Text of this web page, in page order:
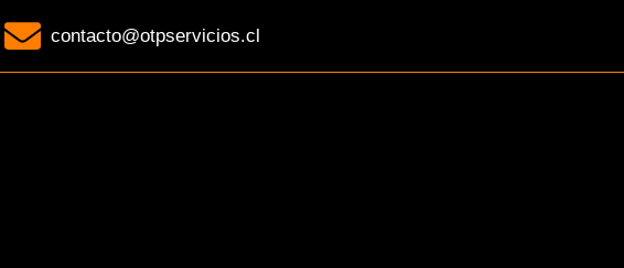
contacto@otpservicios.cl